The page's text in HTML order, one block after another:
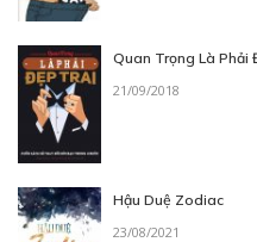
Quan Trọng Là Phải
21/09/2018
Hậu Duệ Zodiac
23/08/2021